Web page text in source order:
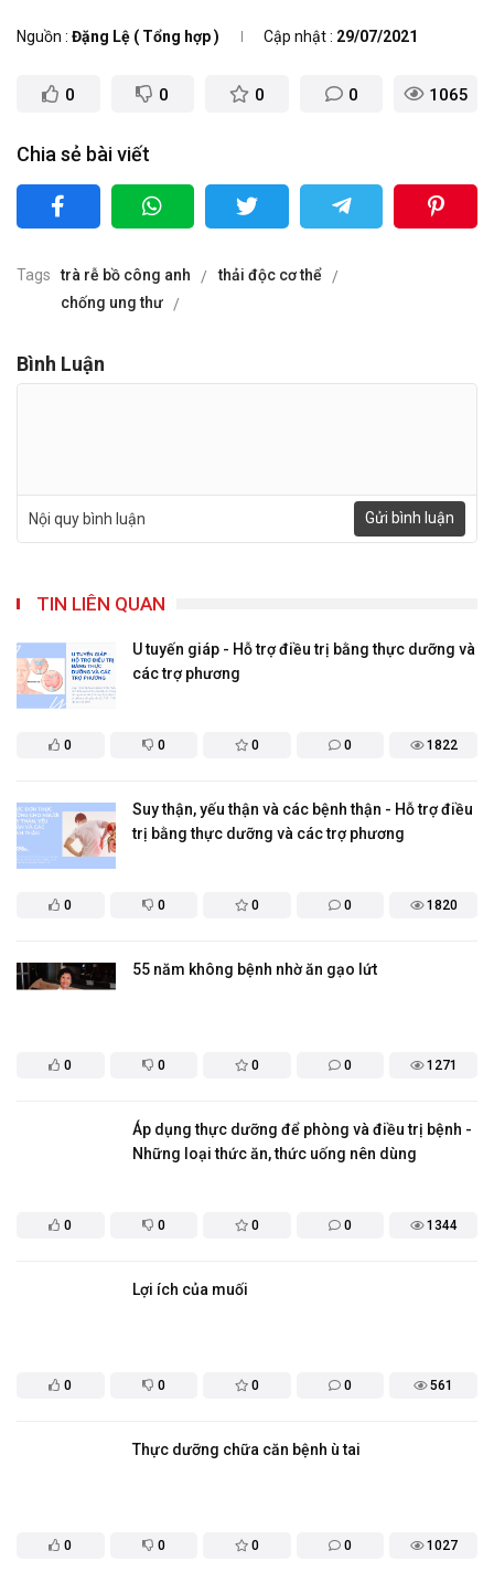
Nguồn Đặng Lệ ( Tổng hợp ) Cập nhật 29/07/2021
0 0 0 0 1065
Chia sẻ bài viết
Tags trà rễ bồ công anh
thải độc cơ thể
chống ung thư
Bình Luận
Nội quy bình luận Gửi bình luận
TIN LIÊN QUAN
0 0 0 0 1822
U tuyến giáp - Hỗ trợ điều trị bằng thực dưỡng và
các trợ phương
0 0 0 0 1820
Suy thận, yếu thận và các bệnh thận - Hỗ trợ điều
trị bằng thực dưỡng và các trợ phương
0 0 0 0 1271
55 năm không bệnh nhờ ăn gạo lứt
0 0 0 0 1344
Áp dụng thực dưỡng để phòng và điều trị bệnh -
Những loại thức ăn, thức uống nên dùng
0 0 0 0 561
Lợi ích của muối
0 0 0 0 1027
Thực dưỡng chữa căn bệnh ù tai